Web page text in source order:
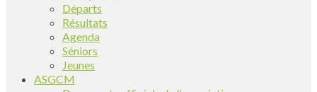
Départs
Résultats
Agenda
Séniors
Jeunes
ASGCM